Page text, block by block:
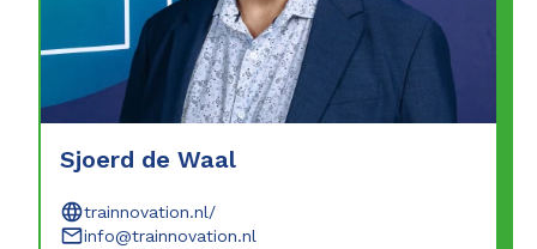
Sjoerd de Waal
trainnovation.nl/
info@trainnovation.nl